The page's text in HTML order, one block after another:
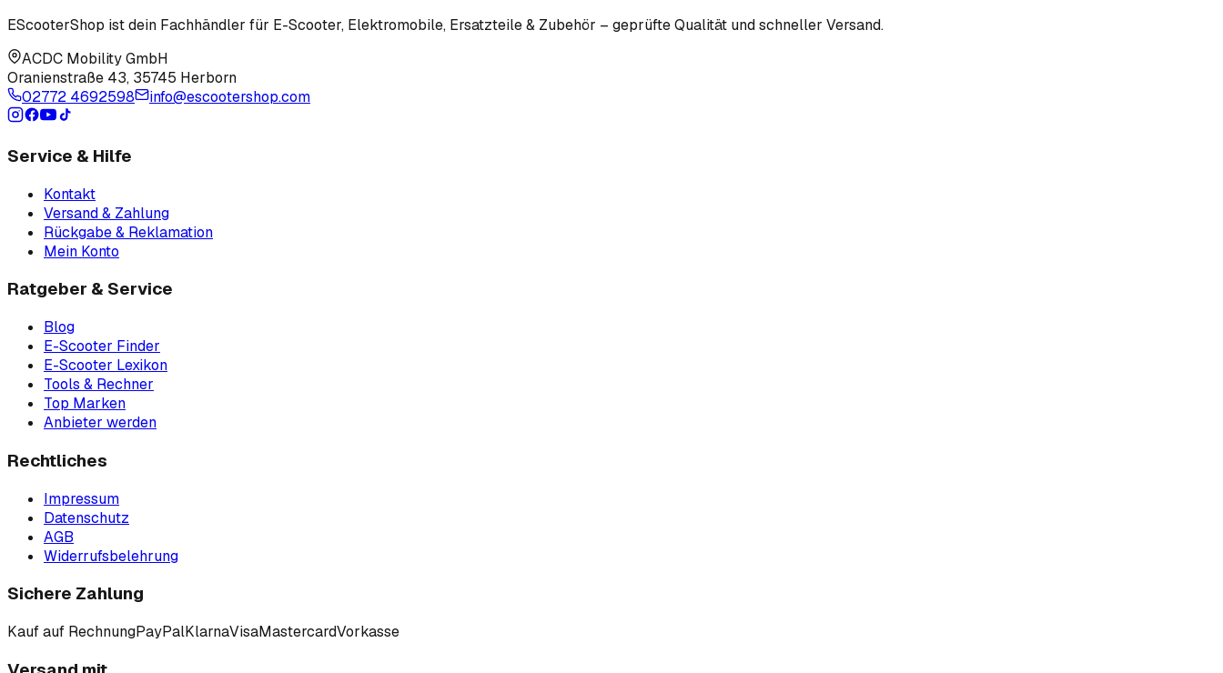
EScooterShop ist dein Fachhändler für E-Scooter, Elektromobile, Ersatzteile & Zubehör – geprüfte Qualität und schneller Versand.
ACDC Mobility GmbH
Oranienstraße 43, 35745 Herborn
02772 4692598
info@escootershop.com
Service & Hilfe
Kontakt
Versand & Zahlung
Rückgabe & Reklamation
Mein Konto
Ratgeber & Service
Blog
E-Scooter Finder
E-Scooter Lexikon
Tools & Rechner
Top Marken
Anbieter werden
Rechtliches
Impressum
Datenschutz
AGB
Widerrufsbelehrung
Sichere Zahlung
Kauf auf RechnungPayPalKlarnaVisaMastercardVorkasse